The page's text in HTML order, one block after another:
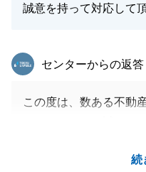
誠意を持って対応して頂
続
東急リバブル
センターからの返答
この度は、数ある不動
もあったかと思います